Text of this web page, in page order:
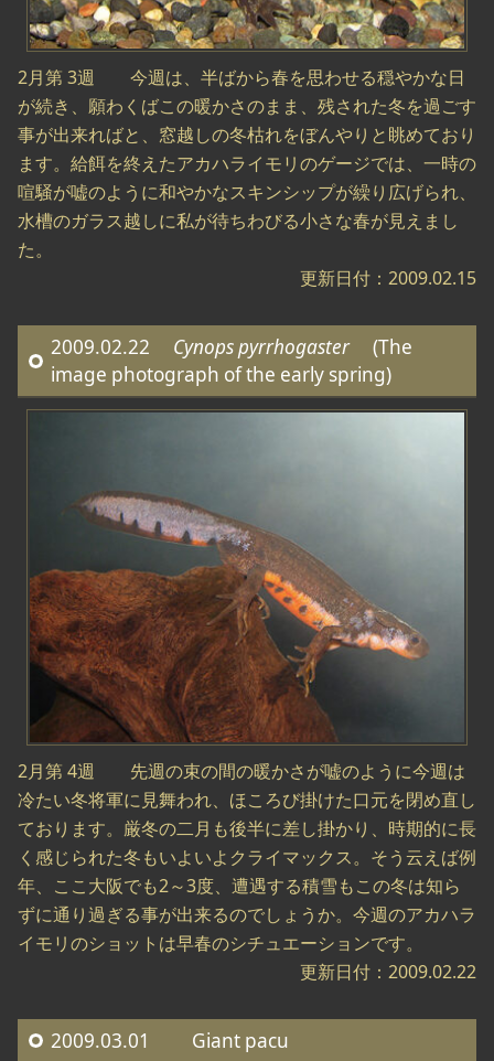
2月第 3週 今週は、半ばから春を思わせる穏やかな日
が続き、願わくばこの暖かさのまま、残された冬を過ごす
事が出来ればと、窓越しの冬枯れをぼんやりと眺めており
ます。給餌を終えたアカハライモリのゲージでは、一時の
喧騒が嘘のように和やかなスキンシップが繰り広げられ、
水槽のガラス越しに私が待ちわびる小さな春が見えまし
た。
更新日付：2009.02.15
2009.02.22 Cynops pyrrhogaster(The
image photograph of the early spring)
2月第 4週 先週の束の間の暖かさが嘘のように今週は
冷たい冬将軍に見舞われ、ほころび掛けた口元を閉め直し
ております。厳冬の二月も後半に差し掛かり、時期的に長
く感じられた冬もいよいよクライマックス。そう云えば例
年、ここ大阪でも2～3度、遭遇する積雪もこの冬は知ら
ずに通り過ぎる事が出来るのでしょうか。今週のアカハラ
イモリのショットは早春のシチュエーションです。
更新日付：2009.02.22
2009.03.01 Giant pacu